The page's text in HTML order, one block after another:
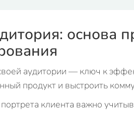
основа
аудитории — ключ к
продукт и выстроить
клиента важно